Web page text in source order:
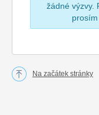
žádné výzvy.
prosím
Na začátek stránky